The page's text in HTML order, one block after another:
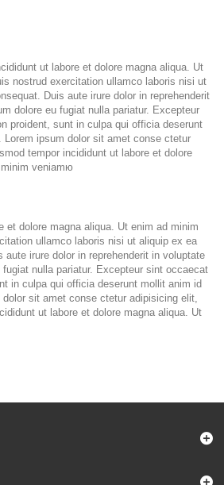
ut labore et dolore magna aliqua. Ut
nostrud exercitation ullamco laboris nisi ut
Duis aute irure dolor in reprehenderit
dolore eu fugiat nulla pariatur. Excepteur
proident, sunt in culpa qui officia deserunt
Lorem ipsum dolor sit amet conse ctetur
tempor incididunt ut labore et dolore
veniamю
et dolore magna aliqua. Ut enim ad minim
ullamco laboris nisi ut aliquip ex ea
aute irure dolor in reprehenderit in voluptate
nulla pariatur. Excepteur sint occaecat
in culpa qui officia deserunt mollit anim id
sit amet conse ctetur adipisicing elit,
ut labore et dolore magna aliqua. Ut